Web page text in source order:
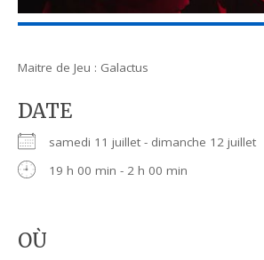
Maitre de Jeu : Galactus
DATE
samedi 11 juillet - dimanche 12 juillet
19 h 00 min - 2 h 00 min
OÙ